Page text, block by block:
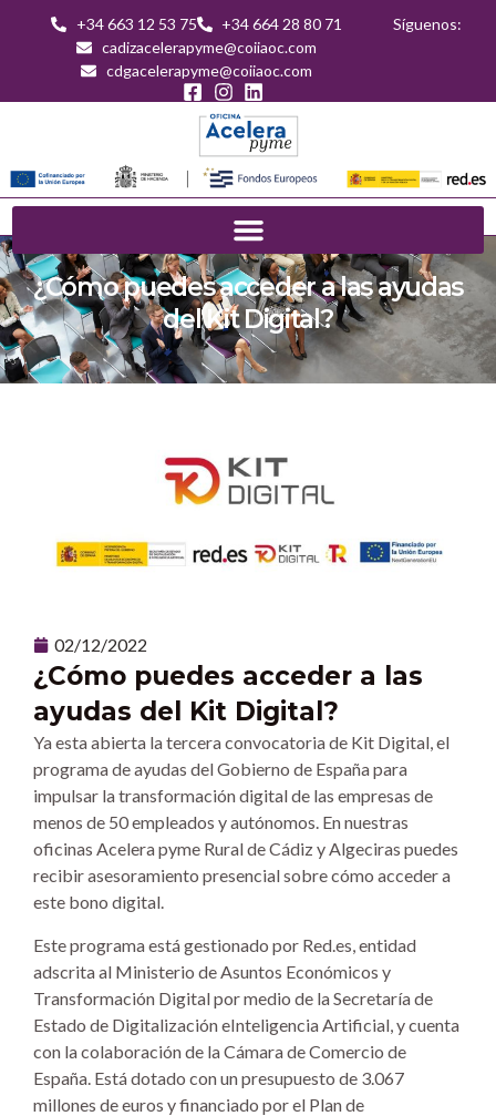
+34 663 12 53 75
+34 664 28 80 71
cadizacelerapyme@coiiaoc.com
cdgacelerapyme@coiiaoc.com
Síguenos:
¿Cómo puedes acceder a las ayudas
del Kit Digital?
02/12/2022
¿Cómo puedes acceder a las
ayudas del Kit Digital?
Ya esta abierta la tercera convocatoria de Kit Digital, el
programa de ayudas del Gobierno de España para
impulsar la transformación digital de las empresas de
menos de 50 empleados y autónomos. En nuestras
oficinas Acelera pyme Rural de Cádiz y Algeciras puedes
recibir asesoramiento presencial sobre cómo acceder a
este bono digital.
Este programa está gestionado por Red.es, entidad
adscrita al Ministerio de Asuntos Económicos y
Transformación Digital por medio de la Secretaría de
Estado de Digitalización eInteligencia Artificial, y cuenta
con la colaboración de la Cámara de Comercio de
España. Está dotado con un presupuesto de 3.067
millones de euros y financiado por el Plan de